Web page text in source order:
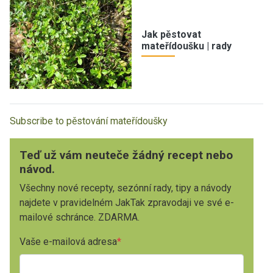
Jak pěstovat
mateřídoušku | rady
Subscribe to pěstování mateřídoušky
Teď už vám neuteče žádný recept nebo
návod.
Všechny nové recepty, sezónní rady, tipy a návody
najdete v pravidelném JakTak zpravodaji ve své e-
mailové schránce. ZDARMA.
Vaše e-mailová adresa